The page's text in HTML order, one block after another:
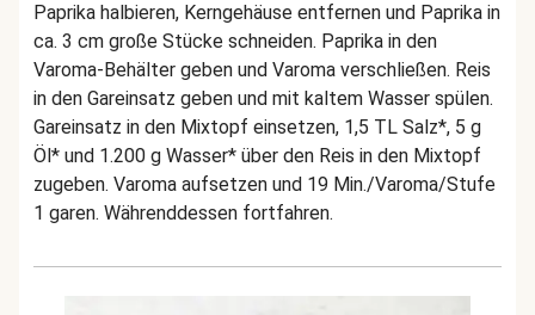
Paprika halbieren, Kerngehäuse entfernen und Paprika in
ca. 3 cm große Stücke schneiden. Paprika in den
Varoma-Behälter geben und Varoma verschließen. Reis
in den Gareinsatz geben und mit kaltem Wasser spülen.
Gareinsatz in den Mixtopf einsetzen, 1,5 TL Salz*, 5 g
Öl* und 1.200 g Wasser* über den Reis in den Mixtopf
zugeben. Varoma aufsetzen und 19 Min./Varoma/Stufe
1 garen. Währenddessen fortfahren.